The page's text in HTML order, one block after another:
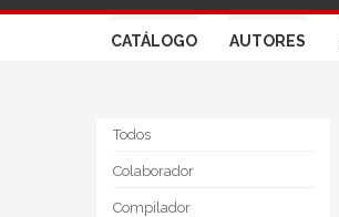
CATÁLOGO AUTORES
Todos
Colaborador
Compilador